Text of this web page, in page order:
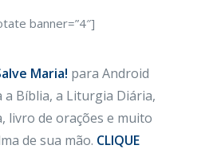
banner=”4″]
Maria! para Android
a Bíblia, a Liturgia Diária,
livro de orações e muito
de sua mão. CLIQUE